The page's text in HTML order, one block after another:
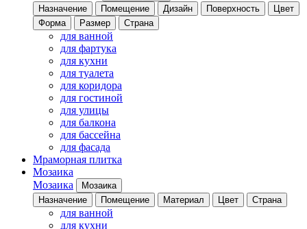
Назначение
Помещение Дизайн Поверхность
Цвет
Форма
Размер Страна
для ванной
для фартука
для кухни
для туалета
для коридора
для гостиной
для улицы
для балкона
для бассейна
для фасада
Мраморная плитка
Мозаика
Мозаика
Мозаика
Назначение
Помещение Материал Цвет Страна
для ванной
для кухни